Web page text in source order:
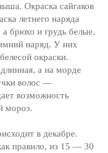
Окраска сайгаков
летнего наряда
брюхо и грудь белые.
наряд. У них
окраски.
а на морде
волос —
возможность
мороз.
в декабре.
правило, из 15 — 30